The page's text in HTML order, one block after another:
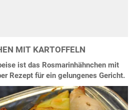
MIT KARTOFFELN
ist das Rosmarinhähnchen mit
Rezept für ein gelungenes Gericht.